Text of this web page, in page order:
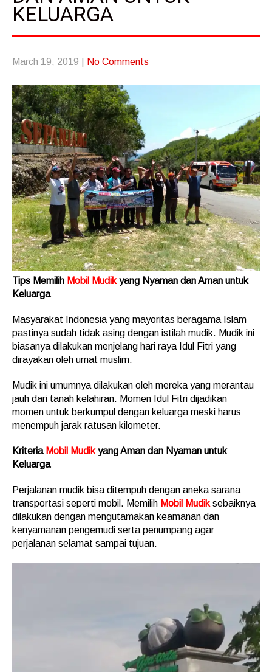
KELUARGA
March 19, 2019 No Comments
Tips Memilih Mobil Mudikyang Nyaman dan Aman untuk
Keluarga
Masyarakat Indonesia yang mayoritas beragama Islam
pastinya sudah tidak asing dengan istilah mudik. Mudik ini
biasanya dilakukan menjelang hari raya Idul Fitri yang
dirayakan oleh umat muslim.
Mudik ini umumnya dilakukan oleh mereka yang merantau
jauh dari tanah kelahiran. Momen Idul Fitri dijadikan
momen untuk berkumpul dengan keluarga meski harus
menempuh jarak ratusan kilometer.
Kriteria Mobil Mudikyang Aman dan Nyaman untuk
Keluarga
Perjalanan mudik bisa ditempuh dengan aneka sarana
transportasi seperti mobil. Memilih Mobil Mudiksebaiknya
dilakukan dengan mengutamakan keamanan dan
kenyamanan pengemudi serta penumpang agar
perjalanan selamat sampai tujuan.